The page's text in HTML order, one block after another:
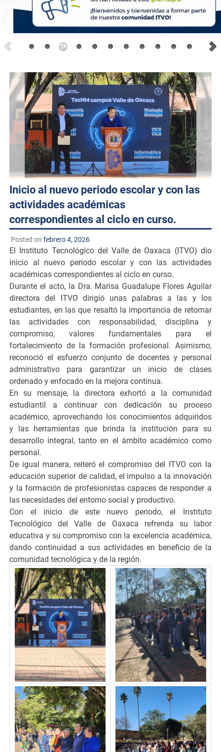
Inicio al nuevo periodo escolar y con las
actividades académicas
correspondientes al ciclo en curso.
Posted on febrero 4, 2026
El Instituto Tecnológico del Valle de Oaxaca (ITVO) dio
inicio al nuevo periodo escolar y con las actividades
académicas correspondientes al ciclo en curso.
Durante el acto, la Dra. Marisa Guadalupe Flores Aguilar
directora del ITVO dirigió unas palabras a las y los
estudiantes, en las que resaltó la importancia de retomar
las actividades con responsabilidad, disciplina y
compromiso, valores fundamentales para el
fortalecimiento de la formación profesional. Asimismo,
reconoció el esfuerzo conjunto de docentes y personal
administrativo para garantizar un inicio de clases
ordenado y enfocado en la mejora continua.
En su mensaje, la directora exhortó a la comunidad
estudiantil a continuar con dedicación su proceso
académico, aprovechando los conocimientos adquiridos
y las herramientas que brinda la institución para su
desarrollo integral, tanto en el ámbito académico como
personal.
De igual manera, reiteró el compromiso del ITVO con la
educación superior de calidad, el impulso a la innovación
y la formación de profesionistas capaces de responder a
las necesidades del entorno social y productivo.
Con el inicio de este nuevo periodo, el Instituto
Tecnológico del Valle de Oaxaca refrenda su labor
educativa y su compromiso con la excelencia académica,
dando continuidad a sus actividades en beneficio de la
comunidad tecnológica y de la región.